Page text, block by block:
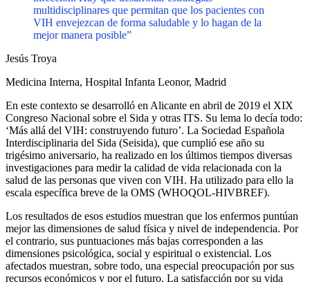
multidisciplinares que permitan que los pacientes con
VIH envejezcan de forma saludable y lo hagan de la
mejor manera posible”
Jesús Troya
Medicina Interna, Hospital Infanta Leonor, Madrid
En este contexto se desarrolló en Alicante en abril de 2019 el XIX
Congreso Nacional sobre el Sida y otras ITS. Su lema lo decía todo:
‘Más allá del VIH: construyendo futuro’. La Sociedad Española
Interdisciplinaria del Sida (Seisida), que cumplió ese año su
trigésimo aniversario, ha realizado en los últimos tiempos diversas
investigaciones para medir la calidad de vida relacionada con la
salud de las personas que viven con VIH. Ha utilizado para ello la
escala específica breve de la OMS (WHOQOL-HIVBREF).
Los resultados de esos estudios muestran que los enfermos puntúan
mejor las dimensiones de salud física y nivel de independencia. Por
el contrario, sus puntuaciones más bajas corresponden a las
dimensiones psicológica, social y espiritual o existencial. Los
afectados muestran, sobre todo, una especial preocupación por sus
recursos económicos y por el futuro. La satisfacción por su vida